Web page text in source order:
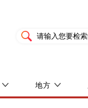
地方